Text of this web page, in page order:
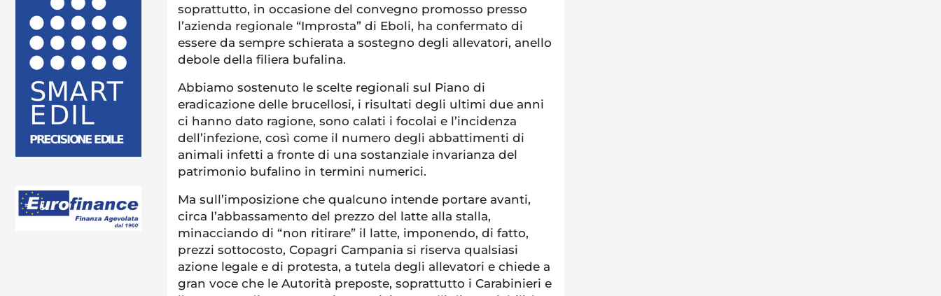
soprattutto, in occasione del convegno promosso presso
l’azienda regionale “Improsta” di Eboli, ha confermato di
essere da sempre schierata a sostegno degli allevatori, anello
debole della filiera bufalina.
Abbiamo sostenuto le scelte regionali sul Piano di
eradicazione delle brucellosi, i risultati degli ultimi due anni
ci hanno dato ragione, sono calati i focolai e l’incidenza
dell’infezione, così come il numero degli abbattimenti di
animali infetti a fronte di una sostanziale invarianza del
patrimonio bufalino in termini numerici.
Ma sull’imposizione che qualcuno intende portare avanti,
circa l’abbassamento del prezzo del latte alla stalla,
minacciando di “non ritirare” il latte, imponendo, di fatto,
prezzi sottocosto, Copagri Campania si riserva qualsiasi
azione legale e di protesta, a tutela degli allevatori e chiede a
gran voce che le Autorità preposte, soprattutto i Carabinieri e